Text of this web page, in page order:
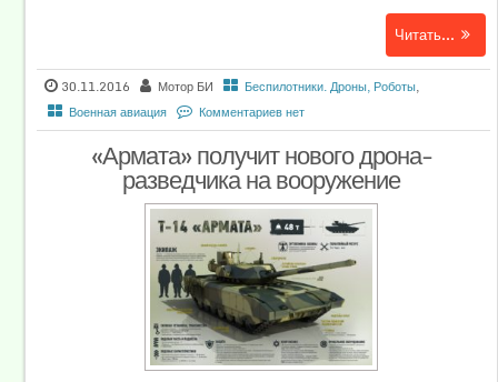
Читать...
30.11.2016 Мотор БИ Беспилотники. Дроны, Роботы,
Военная авиация
Комментариев нет
«Армата» получит нового дрона-
разведчика на вооружение